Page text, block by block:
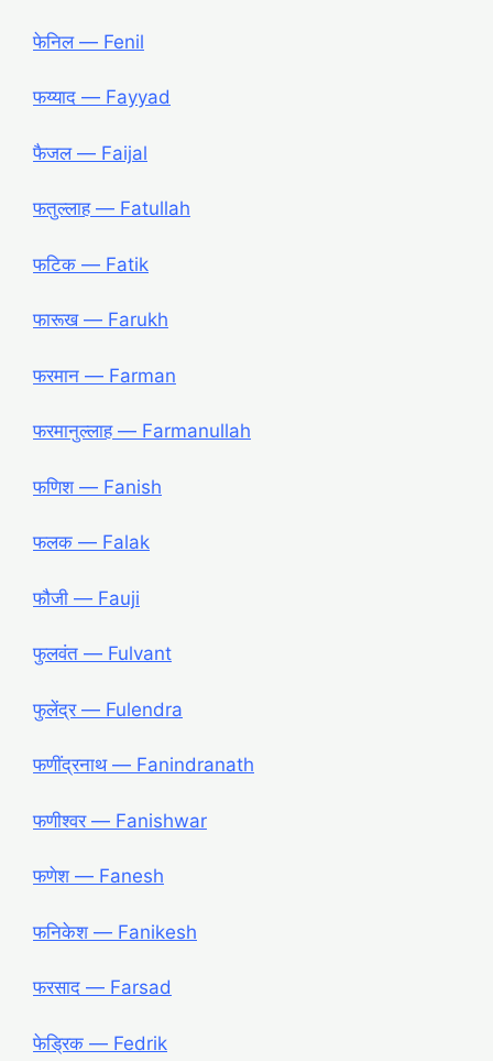
फेनिल ― Fenil
फय्याद ― Fayyad
फैजल ― Faijal
फतुल्लाह ― Fatullah
फटिक ― Fatik
फारूख ― Farukh
फरमान ― Farman
फरमानुल्लाह ― Farmanullah
फणिश ― Fanish
फलक ― Falak
फौजी ― Fauji
फुलवंत ― Fulvant
फुलेंद्र ― Fulendra
फणींद्रनाथ ― Fanindranath
फणीश्वर ― Fanishwar
फणेश ― Fanesh
फनिकेश ― Fanikesh
फरसाद ― Farsad
फेड्रिक ― Fedrik